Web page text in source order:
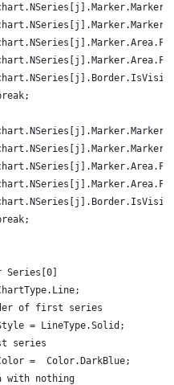
			break;
			break;
Series[0]
of first series
= LineType.Solid;
series
=  Color.DarkBlue;
with nothing